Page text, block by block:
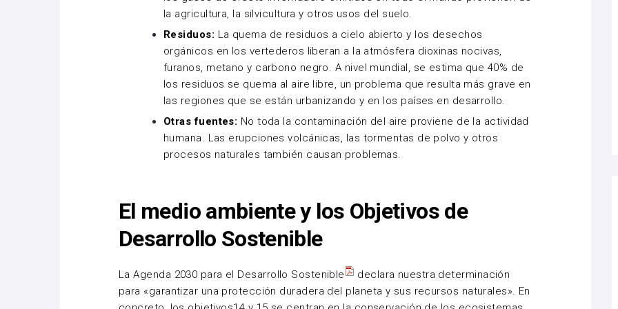
la agricultura, la silvicultura y otros usos del suelo.
Residuos: La quema de residuos a cielo abierto y los desechos
orgánicos en los vertederos liberan a la atmósfera dioxinas nocivas,
furanos, metano y carbono negro. A nivel mundial, se estima que 40% de
los residuos se quema al aire libre, un problema que resulta más grave en
las regiones que se están urbanizando y en los países en desarrollo.
Otras fuentes: No toda la contaminación del aire proviene de la actividad
humana. Las erupciones volcánicas, las tormentas de polvo y otros
procesos naturales también causan problemas.
El medio ambiente y los Objetivos de
Desarrollo Sostenible
LaAgenda 2030 para el Desarrollo Sostenible
declara nuestra determinación
para «garantizar una protección duradera del planeta y sus recursos naturales». En